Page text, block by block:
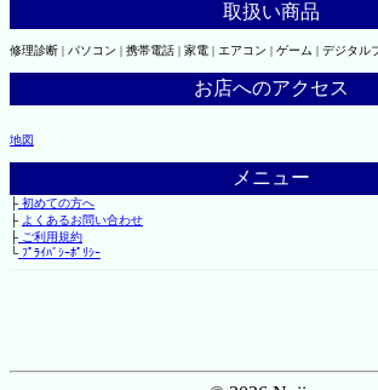
取扱い商品
修理診断 | パソコン | 携帯電話 | 家電 | エアコン | ゲーム | デジタル
お店へのアクセス
地図
メニュー
├初めての方へ
├ よくあるお問い合わせ
├ご利用規約
└ﾌﾟﾗｲﾊﾞｼｰﾎﾟﾘｼｰ